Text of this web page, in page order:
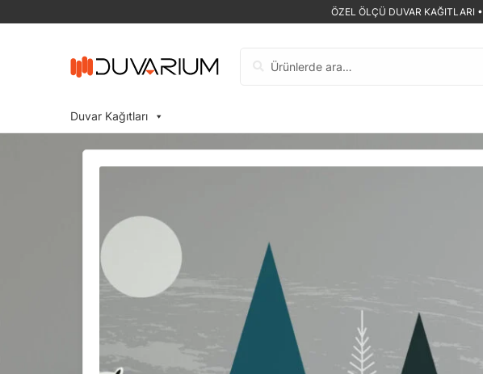
ÖZEL ÖLÇÜ DUVAR KAĞITLARI •
Duvar Kağıtları